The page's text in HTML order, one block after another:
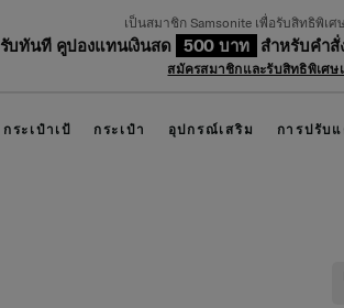
เป็นสมาชิก Samsonite เพื่อรับสิทธิพิเศ
รับทันที คูปองแทนเงินสด 500 บาท สำหรับคำ
สมัครสมาชิกและรับสิทธิพิเศษ
กระเป๋าเป้ กระเป๋า อุปกรณ์เสริม การปรับ